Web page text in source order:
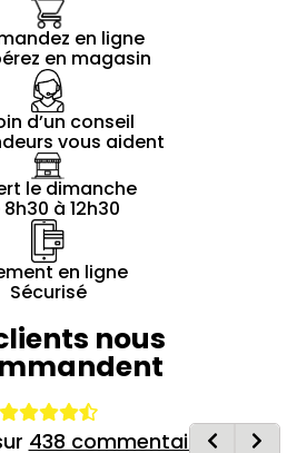
en ligne
en magasin
d’un conseil
vous aident
le dimanche
8h30 à 12h30
en ligne
Sécurisé
nous
438 commentaires